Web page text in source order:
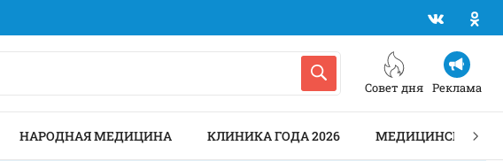
Совет дня Реклама
НАРОДНАЯ МЕДИЦИНА КЛИНИКА ГОДА 2026 МЕДИЦИНСКИЕ